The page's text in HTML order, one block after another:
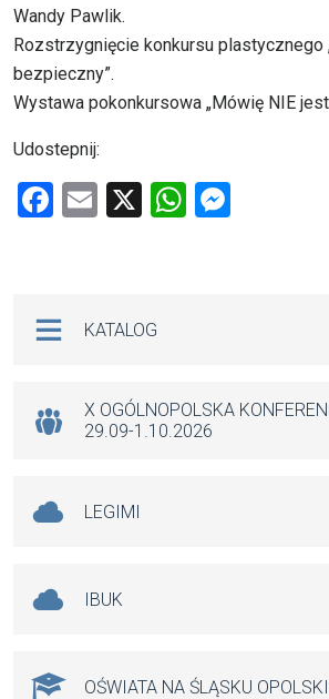
Wandy Pawlik.
Rozstrzygnięcie konkursu plastycznego
bezpieczny”.
Wystawa pokonkursowa „Mówię NIE
Udostepnij:
F
o
k
E
X
W
p
KATALOG
X OGÓLNOPOLSKA
29.09-1.10.2026
LEGIMI
IBUK
OŚWIATA NA ŚLĄSKU